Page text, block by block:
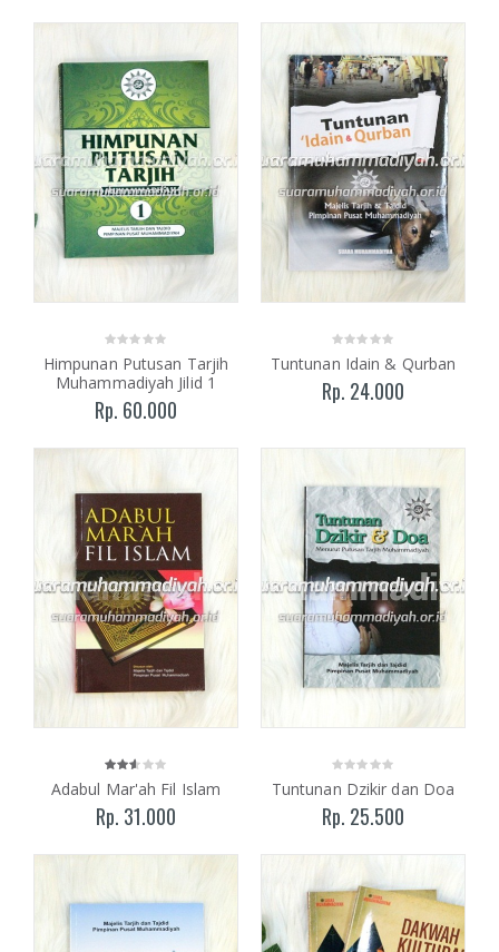
Himpunan Putusan Tarjih
Muhammadiyah Jilid 1
Rp. 60.000
Tuntunan Idain & Qurban
Rp. 24.000
Adabul Mar'ah Fil Islam
Rp. 31.000
Tuntunan Dzikir dan Doa
Rp. 25.500